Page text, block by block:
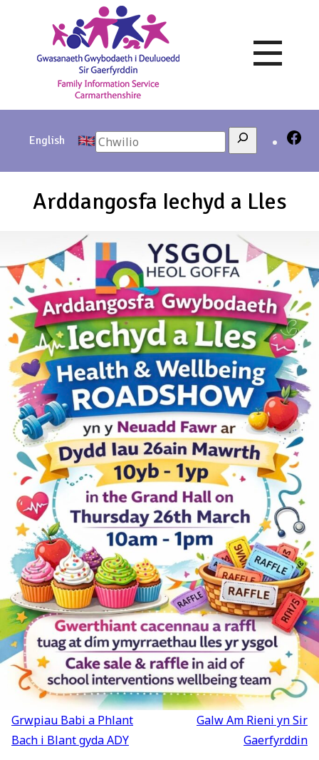
English Search
Arddangosfa Iechyd a Lles
Llywio
cofnod
Grwpiau Babi a Phlant
Bach i Blant gyda ADY
Galw Am Rieni yn Sir
Gaerfyrddin